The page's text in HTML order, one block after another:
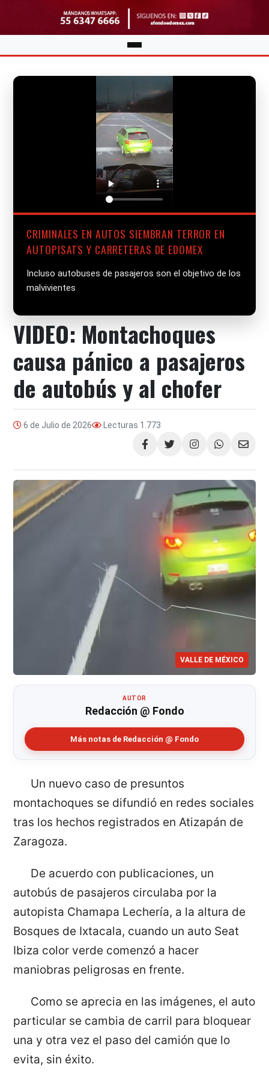
CRIMINALES EN AUTOS SIEMBRAN TERROR EN
AUTOPISATS Y CARRETERAS DE EDOMEX
Incluso autobuses de pasajeros son el objetivo de los
malvivientes
VIDEO: Montachoques
causa pánico a pasajeros
de autobús y al chofer
6 de Julio de 2026 Lecturas 1.773
Compartir
VALLE DE MÉXICO
AUTOR
Redacción @ Fondo
Más notas de Redacción @ Fondo
Un nuevo caso de presuntos
montachoques se difundió en redes sociales
tras los hechos registrados en Atizapán de
Zaragoza.
De acuerdo con publicaciones, un
autobús de pasajeros circulaba por la
autopista Chamapa Lechería, a la altura de
Bosques de Ixtacala, cuando un auto Seat
Ibiza color verde comenzó a hacer
maniobras peligrosas en frente.
Como se aprecia en las imágenes, el auto
particular se cambia de carril para bloquear
una y otra vez el paso del camión que lo
evita, sin éxito.